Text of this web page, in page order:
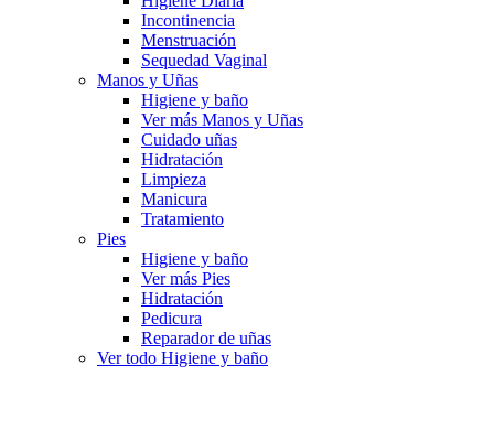
Incontinencia
Menstruación
Sequedad Vaginal
Manos y Uñas
Higiene y baño
Ver más Manos y Uñas
Cuidado uñas
Hidratación
Limpieza
Manicura
Tratamiento
Pies
Higiene y baño
Ver más Pies
Hidratación
Pedicura
Reparador de uñas
Ver todo Higiene y baño